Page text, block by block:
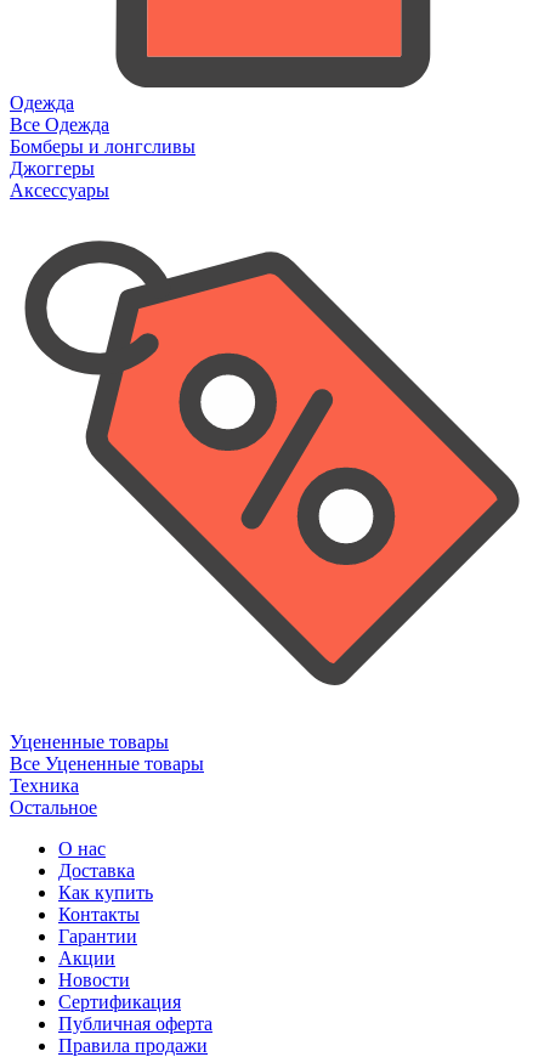
Одежда
Все Одежда
Бомберы и лонгсливы
Джоггеры
Аксессуары
Уцененные товары
Все Уцененные товары
Техника
Остальное
О нас
Доставка
Как купить
Контакты
Гарантии
Акции
Новости
Cертификация
Публичная оферта
Правила продажи